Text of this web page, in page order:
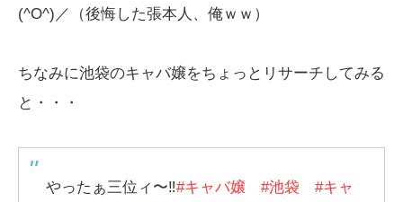
(^O^)／（後悔した張本人、俺ｗｗ）
ちなみに池袋のキャバ嬢をちょっとリサーチしてみる
と・・・
やったぁ三位ィ〜‼️#キャバ嬢 #池袋
#キャ